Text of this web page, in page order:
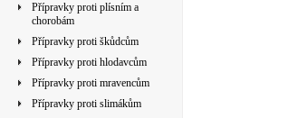
Přípravky proti plísním a
chorobám
Přípravky proti škůdcům
Přípravky proti hlodavcům
Přípravky proti mravencům
Přípravky proti slimákům